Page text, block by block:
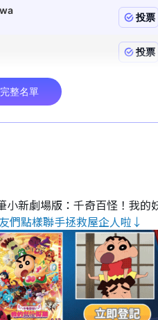
小新劇場版：千奇百怪！我的
們點樣聯手拯救屋企人啦↓